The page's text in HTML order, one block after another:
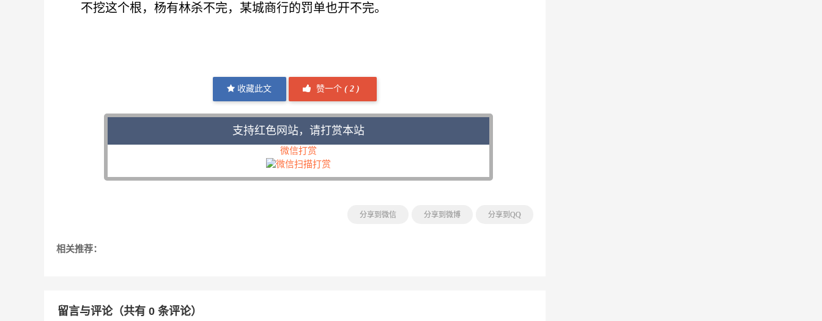
不挖这个根，杨有林杀不完，某城商行的罚单也开不完。
收藏此文 赞一个( 2 )
支持红色网站，请打赏本站
微信打赏
分享到微信 分享到微博 分享到QQ
相关推荐：
留言与评论（共有 0 条评论）